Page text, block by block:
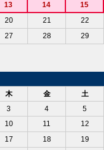
13 14
15
20 21
22
27 28
29
木 金
土
3 4
5
10 11
12
17 18
19